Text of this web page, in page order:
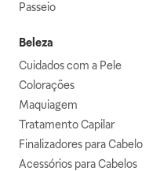
Passeio
Beleza
Cuidados com a Pele
Colorações
Maquiagem
Tratamento Capilar
Finalizadores para Cabelo
Acessórios para Cabelos